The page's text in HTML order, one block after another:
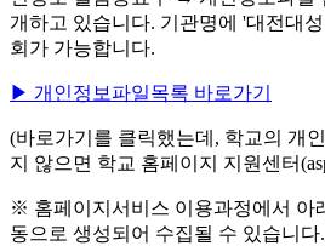
개하고 있습니다. 기관명에 '대전대
회가 가능합니다.
▶ 개인정보파일목록 바로가기
(바로가기를 클릭했는데, 학교의 개
지 않으면 학교 홈페이지 지원센터
※ 홈페이지서비스 이용과정에서 아
동으로 생성되어 수집될 수 있습니다.